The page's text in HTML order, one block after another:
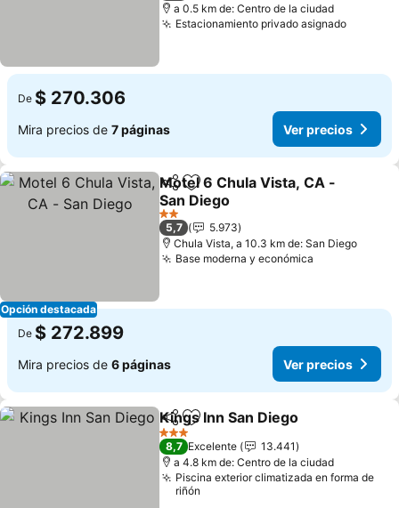
a 0.5 km de: Centro de la ciudad
Estacionamiento privado asignadoVer
De $ 270.306
Mira precios de 7 páginas Ver precios
Opción destacada
CompartirAgregar a favoritos
Motel 6 Chula Vista, CA -
San Diego
Ver precios
2 Estrellas
5,7
5.973
Chula Vista, a 10.3 km de: San Diego
Base moderna y económica
De $ 272.899
Mira precios de 6 páginas Ver precios
CompartirAgregar a favoritos
Kings Inn San Diego
3 Estrellas
8,7 Excelente
13.441
a 4.8 km de: Centro de la ciudad
Piscina exterior climatizada en forma de
riñón